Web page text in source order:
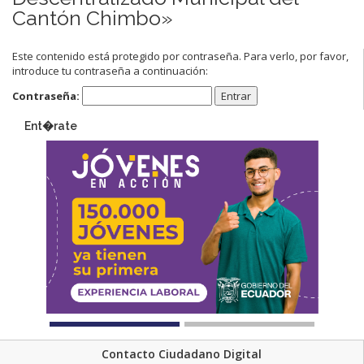
Cantón Chimbo»
Este contenido está protegido por contraseña. Para verlo, por favor,
introduce tu contraseña a continuación:
Contraseña:
Ent�rate
Contacto Ciudadano Digital